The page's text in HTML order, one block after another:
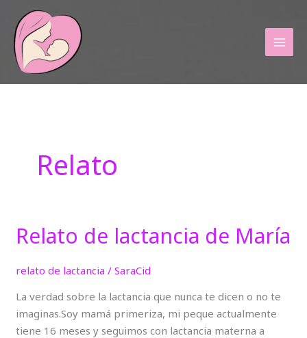
contenido
Relato
Relato de lactancia de María
relato de lactancia /SaraCid
La verdad sobre la lactancia que nunca te dicen o no te
imaginas.Soy mamá primeriza, mi peque actualmente
tiene 16 meses y seguimos con lactancia materna a
Relato
de
lactancia
María